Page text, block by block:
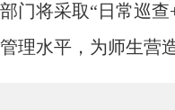
门将采取“日常巡
理水平，为师生营